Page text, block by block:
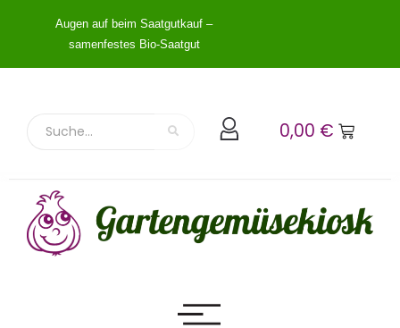
Augen auf beim Saatgutkauf –
samenfestes Bio-Saatgut
0,00 €